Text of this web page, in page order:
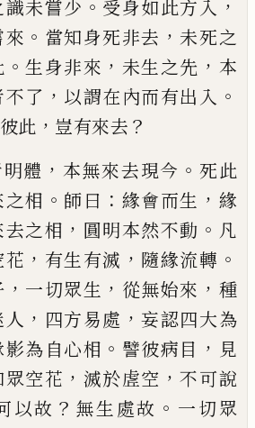
未嘗少 。 受身如此方入 ，
來 。 當知身死非去 ， 未死之
。生身非來 ， 未生之先 ， 本
不了 ， 以謂在內而有出入 。
此 ， 豈有來去 ？
體 ， 本無來去現今 。 死此
之相 。 師曰 ： 緣會而生 ， 緣
之相 ， 圓明本然不動 。 凡
花 ， 有生有滅 ， 隨緣流轉 。
， 一切眾生 ， 從無始來 ， 種
人 ， 四方易處 ，妄認四大為
為自心相 。 譬彼病目 ， 見
眾空花 ， 滅於虗空 ，不可說
以故 ？ 無生處故 。 一切眾